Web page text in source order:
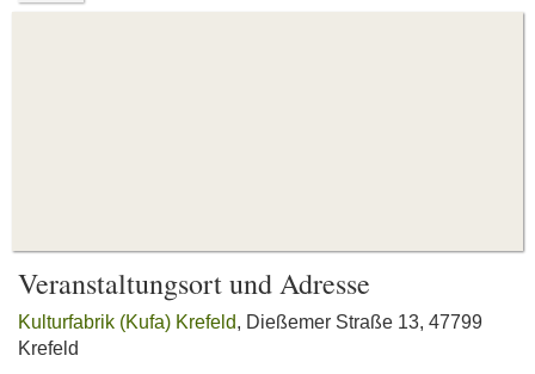
Veranstaltungsort und Adresse
Kulturfabrik (Kufa) Krefeld, Dießemer Straße 13, 47799
Krefeld